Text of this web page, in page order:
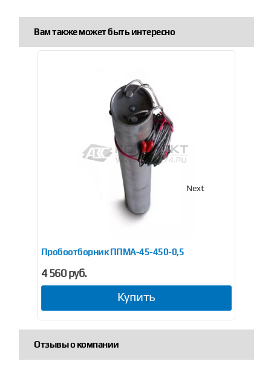
Вам также может быть интересно
Пробоотборник ППМА-45-450-0,5
4 560 руб.
Купить
Next
Отзывы о компании